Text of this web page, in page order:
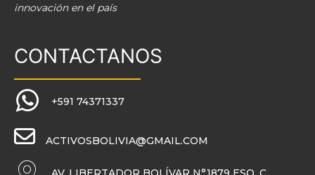
innovación en el país
CONTACTANOS
+591 74371337
ACTIVOSBOLIVIA@GMAIL.COM